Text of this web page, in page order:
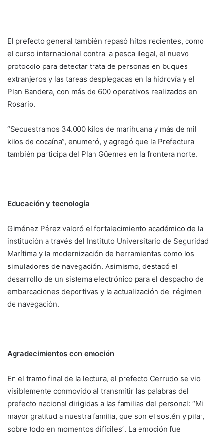
El prefecto general también repasó hitos recientes, como
el curso internacional contra la pesca ilegal, el nuevo
protocolo para detectar trata de personas en buques
extranjeros y las tareas desplegadas en la hidrovía y el
Plan Bandera, con más de 600 operativos realizados en
Rosario.
“Secuestramos 34.000 kilos de marihuana y más de mil
kilos de cocaína”, enumeró, y agregó que la Prefectura
también participa del Plan Güemes en la frontera norte.
Educación y tecnología
Giménez Pérez valoró el fortalecimiento académico de la
institución a través del Instituto Universitario de Seguridad
Marítima y la modernización de herramientas como los
simuladores de navegación. Asimismo, destacó el
desarrollo de un sistema electrónico para el despacho de
embarcaciones deportivas y la actualización del régimen
de navegación.
Agradecimientos con emoción
En el tramo final de la lectura, el prefecto Cerrudo se vio
visiblemente conmovido al transmitir las palabras del
prefecto nacional dirigidas a las familias del personal: “Mi
mayor gratitud a nuestra familia, que son el sostén y pilar,
sobre todo en momentos difíciles”. La emoción fue